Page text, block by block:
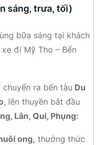
sáng, trưa, tối)
bữa sáng tại khách
đi Mỹ Tho – Bến
ra bến tàu Du
, lên thuyền bắt đầu
Lân, Qui, Phụng:
ong, thưởng thức